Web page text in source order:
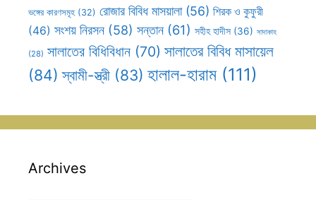
ভঙ্গের কারণসমূহ (32) রোজার বিবিধ মাসয়ালা(56) শিরক ও কুফুরী
(46) সংশয় নিরসন (58) সন্তান (61) সহীহ হাদীস (36) সাদাকাহ
(28) সালাতের বিধিবিধান (70) সালাতের বিবিধ মাসায়েল
(84) স্বামী-স্ত্রী (83) হালাল-হারাম (111)
Archives